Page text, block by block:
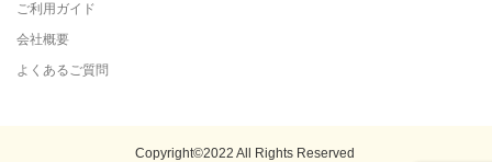
ご利用ガイド
会社概要
よくあるご質問
Copyright©2022 All Rights Reserved